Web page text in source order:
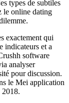
types de subtiles
le online dating
exactement qui
indicateurs et a
software
analyser
pour discussion.
le Mei application
2018.